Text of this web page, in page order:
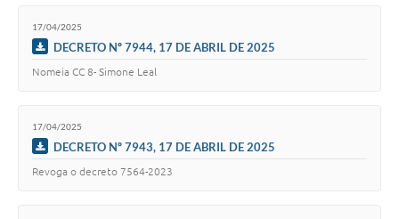
17/04/2025
DECRETO Nº 7944, 17 DE ABRIL DE 2025
Nomeia CC 8- Simone Leal
17/04/2025
DECRETO Nº 7943, 17 DE ABRIL DE 2025
Revoga o decreto 7564-2023